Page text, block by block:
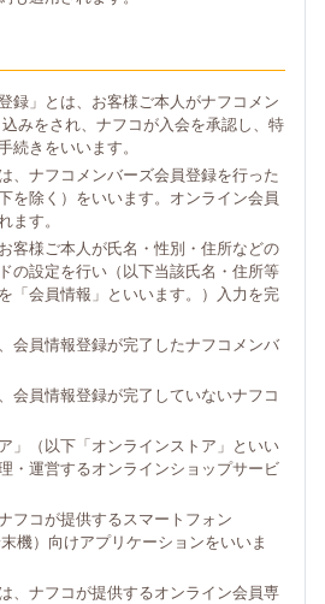
録」とは、お客様ご本人がナフコメン
みをされ、ナフコが入会を承認し、特
続きをいいます。
、ナフコメンバーズ会員登録を行った
を除く）をいいます。オンライン会員
ます。
客様ご本人が氏名・性別・住所などの
の設定を行い（以下当該氏名・住所等
「会員情報」といいます。）入力を完
会員情報登録が完了したナフコメンバ
会員情報登録が完了していないナフコ
」（以下「オンラインストア」といい
・運営するオンラインショップサービ
フコが提供するスマートフォン
機）向けアプリケーションをいいま
、ナフコが提供するオンライン会員専